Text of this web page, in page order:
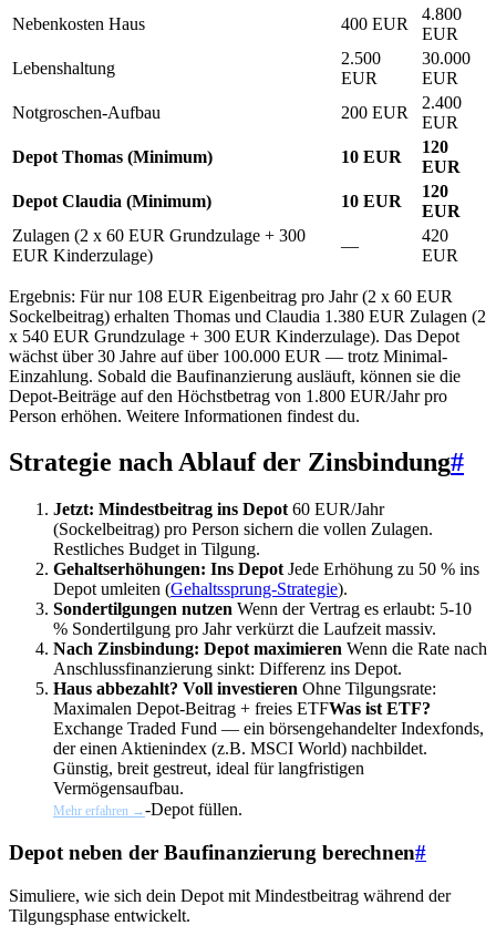
Nebenkosten Haus
400 EUR
4.800
EUR
Lebenshaltung
2.500
EUR
30.000
EUR
Notgroschen-Aufbau
200 EUR
2.400
EUR
Depot Thomas (Minimum)
10 EUR
120
EUR
Depot Claudia (Minimum)
10 EUR
120
EUR
Zulagen (2 x 60 EUR Grundzulage + 300
EUR Kinderzulage)
—
420
EUR
Ergebnis: Für nur 108 EUR Eigenbeitrag pro Jahr (2 x 60 EUR
Sockelbeitrag) erhalten Thomas und Claudia 1.380 EUR Zulagen (2
x 540 EUR Grundzulage + 300 EUR Kinderzulage). Das Depot
wächst über 30 Jahre auf über 100.000 EUR — trotz Minimal-
Einzahlung. Sobald die Baufinanzierung ausläuft, können sie die
Depot-Beiträge auf den Höchstbetrag von 1.800 EUR/Jahr pro
Person erhöhen. Weitere Informationen findest du.
Strategie nach Ablauf der Zinsbindung#
Jetzt: Mindestbeitrag ins Depot 60 EUR/Jahr
(Sockelbeitrag) pro Person sichern die vollen Zulagen.
Restliches Budget in Tilgung.
Gehaltserhöhungen: Ins Depot Jede Erhöhung zu 50 % ins
Depot umleiten (Gehaltssprung-Strategie).
Sondertilgungen nutzen Wenn der Vertrag es erlaubt: 5-10
% Sondertilgung pro Jahr verkürzt die Laufzeit massiv.
Nach Zinsbindung: Depot maximieren Wenn die Rate nach
Anschlussfinanzierung sinkt: Differenz ins Depot.
Haus abbezahlt? Voll investieren Ohne Tilgungsrate:
Maximalen Depot-Beitrag + freies ETFWas ist ETF?
Exchange Traded Fund — ein börsengehandelter Indexfonds,
der einen Aktienindex (z.B. MSCI World) nachbildet.
Günstig, breit gestreut, ideal für langfristigen
Vermögensaufbau.
Mehr erfahren →-Depot füllen.
Depot neben der Baufinanzierung berechnen#
Simuliere, wie sich dein Depot mit Mindestbeitrag während der
Tilgungsphase entwickelt.